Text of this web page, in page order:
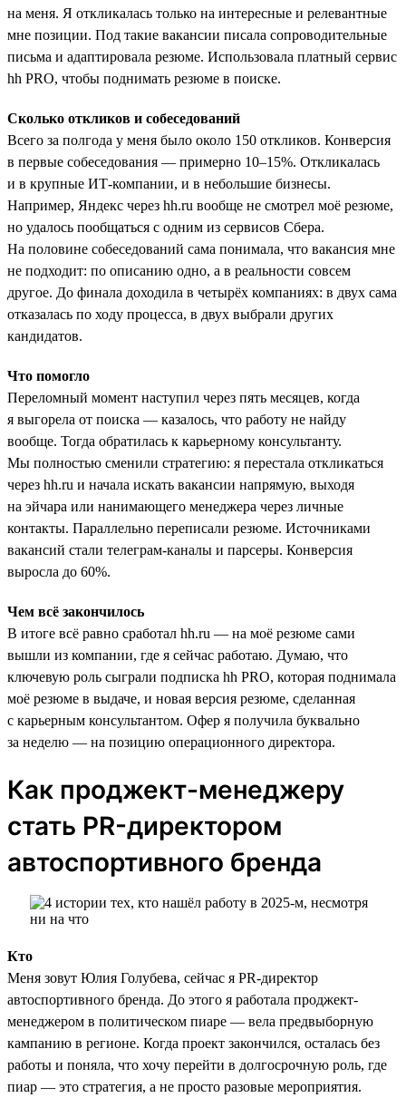
на меня. Я откликалась только на интересные и релевантные
мне позиции. Под такие вакансии писала сопроводительные
письма и адаптировала резюме. Использовала платный сервис
hh PRO, чтобы поднимать резюме в поиске.
Сколько откликов и собеседований
Всего за полгода у меня было около 150 откликов. Конверсия
в первые собеседования — примерно 10–15%. Откликалась
и в крупные ИТ-компании, и в небольшие бизнесы.
Например, Яндекс через hh.ru вообще не смотрел моё резюме,
но удалось пообщаться с одним из сервисов Сбера.
На половине собеседований сама понимала, что вакансия мне
не подходит: по описанию одно, а в реальности совсем
другое. До финала доходила в четырёх компаниях: в двух сама
отказалась по ходу процесса, в двух выбрали других
кандидатов.
Что помогло
Переломный момент наступил через пять месяцев, когда
я выгорела от поиска — казалось, что работу не найду
вообще. Тогда обратилась к карьерному консультанту.
Мы полностью сменили стратегию: я перестала откликаться
через hh.ru и начала искать вакансии напрямую, выходя
на эйчара или нанимающего менеджера через личные
контакты. Параллельно переписали резюме. Источниками
вакансий стали телеграм-каналы и парсеры. Конверсия
выросла до 60%.
Чем всё закончилось
В итоге всё равно сработал hh.ru — на моё резюме сами
вышли из компании, где я сейчас работаю. Думаю, что
ключевую роль сыграли подписка hh PRO, которая поднимала
моё резюме в выдаче, и новая версия резюме, сделанная
с карьерным консультантом. Офер я получила буквально
за неделю — на позицию операционного директора.
Как проджект-менеджеру
стать PR-директором
автоспортивного бренда
Кто
Меня зовут Юлия Голубева, сейчас я PR-директор
автоспортивного бренда. До этого я работала проджект-
менеджером в политическом пиаре — вела предвыборную
кампанию в регионе. Когда проект закончился, осталась без
работы и поняла, что хочу перейти в долгосрочную роль, где
пиар — это стратегия, а не просто разовые мероприятия.